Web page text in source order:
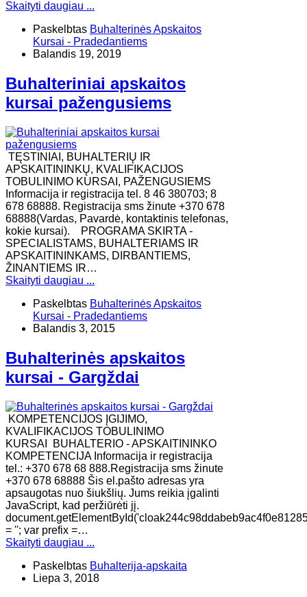
Skaityti daugiau ...
Paskelbtas Buhalterinės Apskaitos
Kursai - Pradedantiems
Balandis 19, 2019
Buhalteriniai apskaitos
kursai pažengusiems
TĘSTINIAI, BUHALTERIŲ IR
APSKAITININKŲ, KVALIFIKACIJOS
TOBULINIMO KURSAI, PAŽENGUSIEMS
Informacija ir registracija tel. 8 46 380703; 8
678 68888. Registracija sms žinute +370 678
68888(Vardas, Pavardė, kontaktinis telefonas,
kokie kursai). ​PROGRAMA SKIRTA -
SPECIALISTAMS, BUHALTERIAMS IR
APSKAITININKAMS, DIRBANTIEMS,
ŽINANTIEMS IR…
Skaityti daugiau ...
Paskelbtas Buhalterinės Apskaitos
Kursai - Pradedantiems
Balandis 3, 2015
Buhalterinės apskaitos
kursai - Gargždai
KOMPETENCIJOS ĮGIJIMO,
KVALIFIKACIJOS TOBULINIMO
KURSAI BUHALTERIO - APSKAITININKO
KOMPETENCIJA Informacija ir registracija
tel.: +370 678 68 888.Registracija sms žinute
+370 678 68888 Šis el.pašto adresas yra
apsaugotas nuo šiukšlių. Jums reikia įgalinti
JavaScript, kad peržiūrėti jį.
= ''; var prefix =…
Skaityti daugiau ...
Paskelbtas Buhalterija-apskaita
Liepa 3, 2018